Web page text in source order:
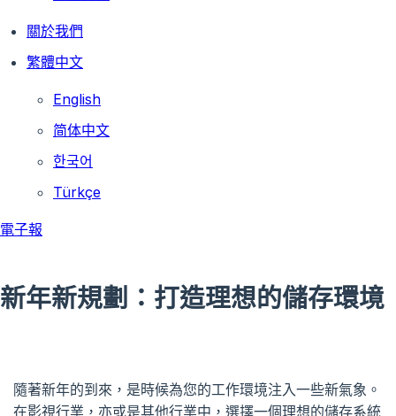
關於我們
繁體中文
English
简体中文
한국어
Türkçe
電子報
新年新規劃：打造理想的儲存環境
隨著新年的到來，是時候為您的工作環境注入一些新氣象。
在影視行業，亦或是其他行業中，選擇一個理想的儲存系統